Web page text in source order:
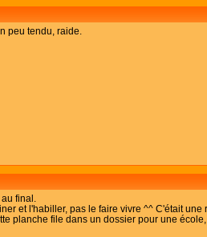
peu tendu, raide.
final.
et l'habiller, pas le faire vivre ^^ C'était une
planche file dans un dossier pour une